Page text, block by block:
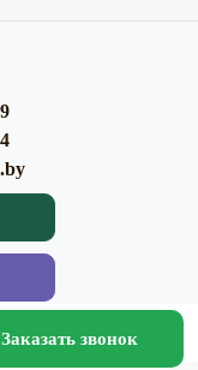
Заказать звонок